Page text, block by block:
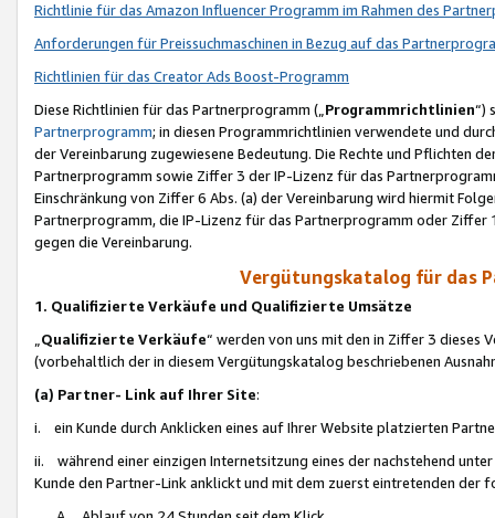
Richtlinie für das Amazon Influencer Programm im Rahmen des
Anforderungen für Preissuchmaschinen in Bezug auf das
Richtlinien für das Creator Ads Boost-Programm
Diese Richtlinien für das Partnerprogramm („Programmrichtlinien“)
Partnerprogramm; in diesen Programmrichtlinien verwendete und
der Vereinbarung zugewiesene Bedeutung. Die Rechte und Pflichten
Partnerprogramm sowie Ziffer 3 der IP-Lizenz für das
Einschränkung von Ziffer 6 Abs. (a) der Vereinbarung wird hiermit
Partnerprogramm, die IP-Lizenz für das Partnerprogramm oder
gegen die Vereinbarung.
Vergütungskatalog für das
1. Qualifizierte Verkäufe und Qualifizierte Umsätze
Qualifizierte Verkäufe“ werden von uns mit den in Ziffer 3
(vorbehaltlich der in diesem Vergütungskatalog beschriebenen
(a) Partner- Link auf Ihrer Site:
i. ein Kunde durch Anklicken eines auf Ihrer Website platzierten
ii. während einer einzigen Internetsitzung eines der nachstehend
Kunde den Partner-Link anklickt und mit dem zuerst eintretenden der